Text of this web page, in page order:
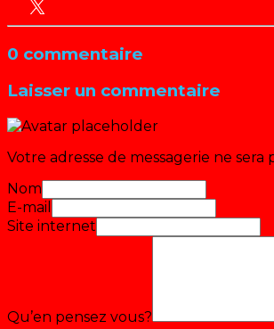
0 commentaire
Laisser un commentaire
Votre adresse de messagerie ne sera
Nom
E-mail
Site internet
Qu’en pensez vous?